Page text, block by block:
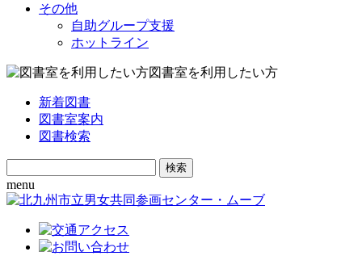
その他
自助グループ支援
ホットライン
図書室を利用したい方
新着図書
図書室案内
図書検索
Search
for:
menu